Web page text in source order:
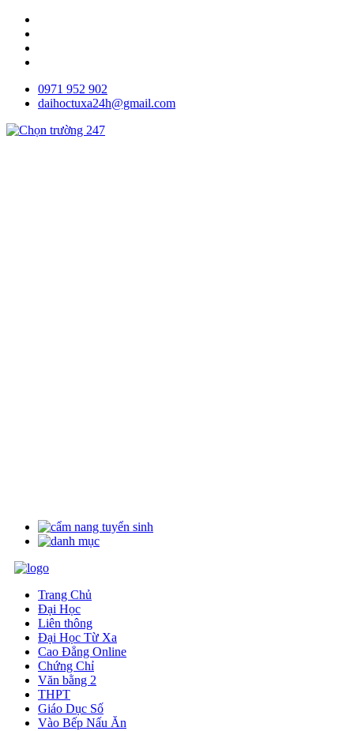
0971 952 902
daihoctuxa24h@gmail.com
Trang Chủ
Đại Học
Liên thông
Đại Học Từ Xa
Cao Đẳng Online
Chứng Chỉ
Văn bằng 2
THPT
Giáo Dục Số
Vào Bếp Nấu Ăn